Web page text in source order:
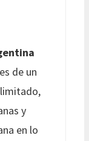
de un
y
en lo